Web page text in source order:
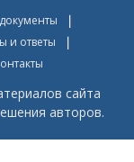
и ответы
сайта
авторов.